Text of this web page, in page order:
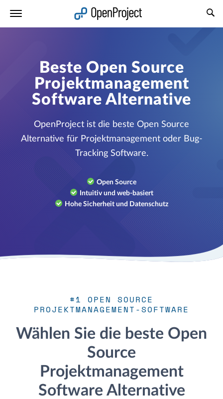
Beste Open Source
Projektmanagement
Software Alternative
OpenProject ist die beste Open Source
Alternative für Projektmanagement oder Bug-
Tracking Software.
Open Source
Intuitiv und web-basiert
Hohe Sicherheit und Datenschutz
#1 OPEN SOURCE
PROJEKTMANAGEMENT-SOFTWARE
Wählen Sie die beste Open
Source
Projektmanagement
Software Alternative
Link in neuem Tab öffnen